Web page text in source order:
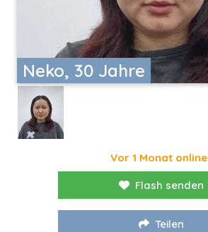
Neko, 30 Jahre
Vor 1 Monat online
Flash senden
Teilen